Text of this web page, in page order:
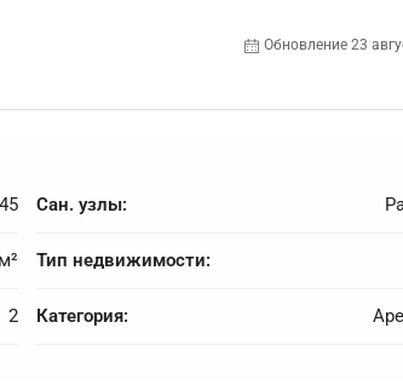
Обновление 23
2
Сан. узлы:
Тип недвижимости:
Категория: